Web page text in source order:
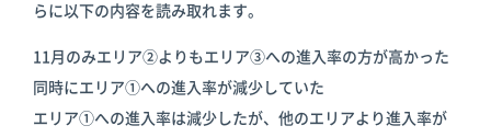
らに以下の内容を読み取れます。
11月のみエリア②よりもエリア③への進入率の方が高かった
同時にエリア①への進入率が減少していた
エリア①への進入率は減少したが、他のエリアより進入率が